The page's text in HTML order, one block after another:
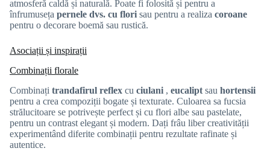
atmosferă caldă și naturală. Poate fi folosită și pentru a
înfrumuseța pernele dvs. cu flori sau pentru a realiza coroane
pentru o decorare boemă sau rustică.
Asociații și inspirații
Combinații florale
Combinați trandafirul reflex cu ciulani , eucalipt sau hortensii
pentru a crea compoziții bogate și texturate. Culoarea sa fucsia
strălucitoare se potrivește perfect și cu flori albe sau pastelate,
pentru un contrast elegant și modern. Dați frâu liber creativității
experimentând diferite combinații pentru rezultate rafinate și
autentice.